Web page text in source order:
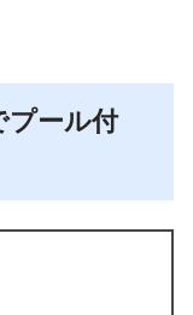
プール付